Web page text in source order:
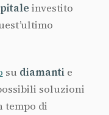
investito
su diamanti e
soluzioni
tempo di